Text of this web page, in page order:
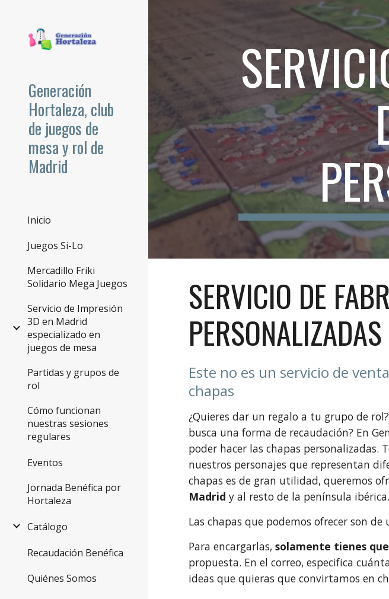
Skip to main content
Generación
Hortaleza, club
de juegos de
mesa y rol de
Madrid
Inicio
Juegos Si-Lo
Mercadillo Friki
Solidario Mega Juegos
Servicio de Impresión
3D en Madrid
especializado en
juegos de mesa
Partidas y grupos de
rol
Cómo funcionan
nuestras sesiones
regulares
Eventos
Jornada Benéfica por
Hortaleza
Catálogo
Recaudación Benéfica
Quiénes Somos
SERVICIO DE
Este no es un servicio de
chapas
¿Quieres dar un regalo a tu grupo de
busca una forma de recaudación? En
poder hacer las chapas personalizadas.
nuestros personajes que representan
chapas es de gran utilidad, queremos
Madrid y al resto de la península ibérica.
Las chapas que podemos ofrecer son
Para encargarlas,solamente tienes
propuesta. En el correo, especifica
ideas que quieras que convirtamos en